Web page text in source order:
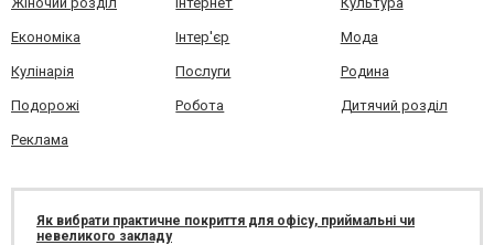
Економіка Інтер'єр Мода
Кулінарія Послуги Родина
Подорожі Робота Дитячий розділ
Реклама
Як вибрати практичне покриття для офісу, приймальні чи
невеликого закладу